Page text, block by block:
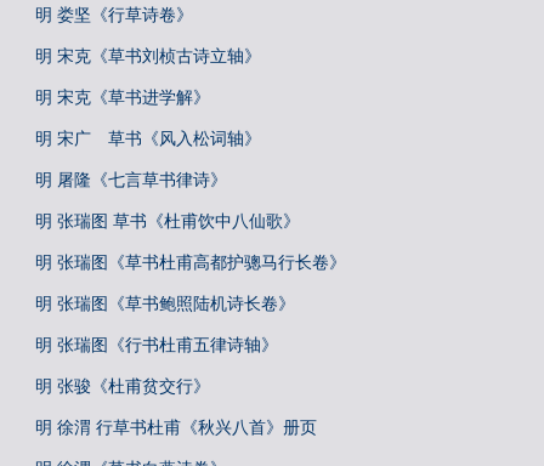
明 娄坚《行草诗卷》
明 宋克《草书刘桢古诗立轴》
明 宋克《草书进学解》
明 宋广 草书《风入松词轴》
明 屠隆《七言草书律诗》
明 张瑞图 草书《杜甫饮中八仙歌》
明 张瑞图《草书杜甫高都护骢马行长卷》
明 张瑞图《草书鲍照陆机诗长卷》
明 张瑞图《行书杜甫五律诗轴》
明 张骏《杜甫贫交行》
明 徐渭 行草书杜甫《秋兴八首》册页